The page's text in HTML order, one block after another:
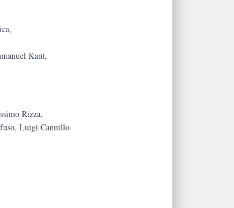
Kant,
Rizza,
Luigi Cannillo